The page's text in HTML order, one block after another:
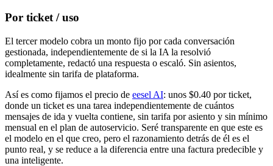
Por ticket / uso
El tercer modelo cobra un monto fijo por cada conversación
gestionada, independientemente de si la IA la resolvió
completamente, redactó una respuesta o escaló. Sin asientos,
idealmente sin tarifa de plataforma.
Así es como fijamos el precio de eesel AI: unos $0.40 por ticket,
donde un ticket es una tarea independientemente de cuántos
mensajes de ida y vuelta contiene, sin tarifa por asiento y sin mínimo
mensual en el plan de autoservicio. Seré transparente en que este es
el modelo en el que creo, pero el razonamiento detrás de él es el
punto real, y se reduce a la diferencia entre una factura predecible y
una inteligente.